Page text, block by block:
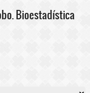
Bioestadística